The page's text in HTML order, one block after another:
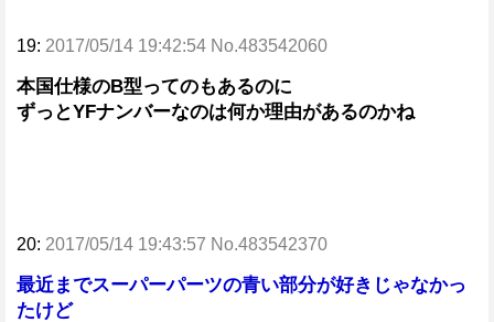
19: 2017/05/14 19:42:54 No.483542060
本国仕様のB型ってのもあるのに
ずっとYFナンバーなのは何か理由があるのかね
20: 2017/05/14 19:43:57 No.483542370
最近までスーパーパーツの青い部分が好きじゃなかっ
たけど